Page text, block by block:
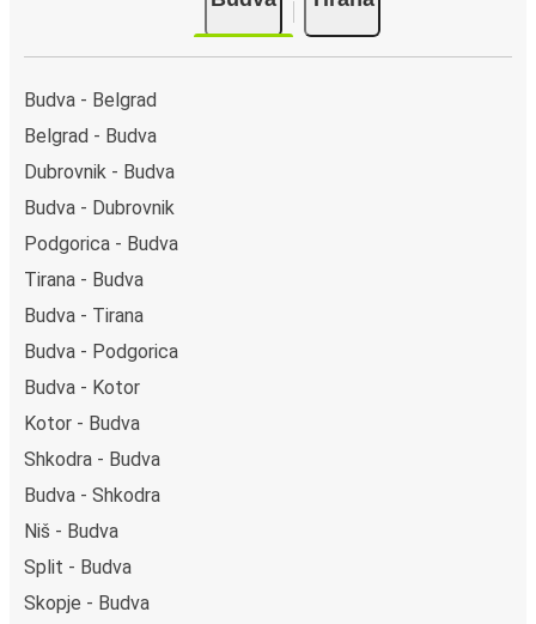
Budva - Belgrad
Belgrad - Budva
Dubrovnik - Budva
Budva - Dubrovnik
Podgorica - Budva
Tirana - Budva
Budva - Tirana
Budva - Podgorica
Budva - Kotor
Kotor - Budva
Shkodra - Budva
Budva - Shkodra
Niš - Budva
Split - Budva
Skopje - Budva